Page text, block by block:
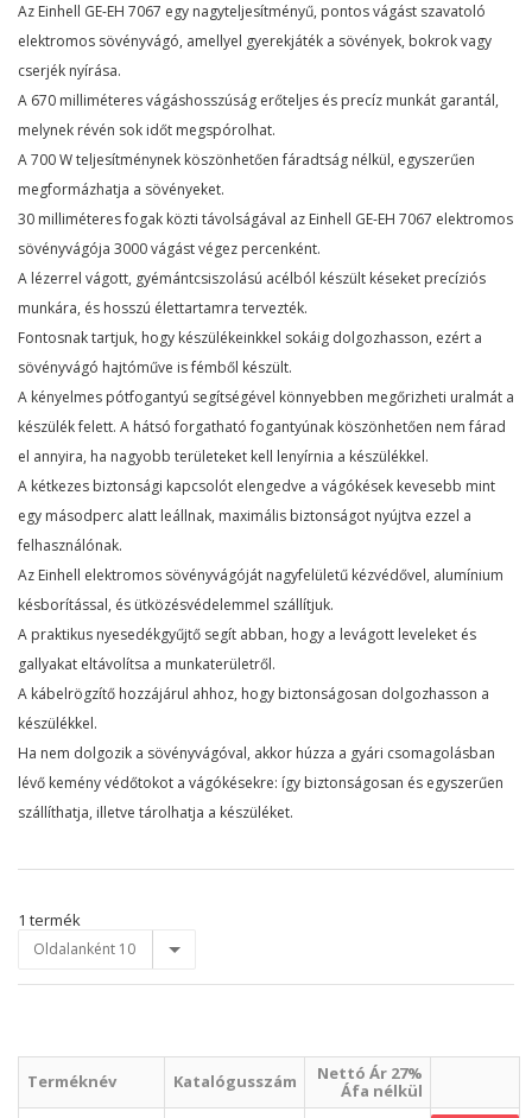
Az Einhell GE-EH 7067 egy nagyteljesítményű, pontos vágást szavatoló
elektromos sövényvágó, amellyel gyerekjáték a sövények, bokrok vagy
cserjék nyírása.
A 670 milliméteres vágáshosszúság erőteljes és precíz munkát garantál,
melynek révén sok időt megspórolhat.
A 700 W teljesítménynek köszönhetően fáradtság nélkül, egyszerűen
megformázhatja a sövényeket.
30 milliméteres fogak közti távolságával az Einhell GE-EH 7067 elektromos
sövényvágója 3000 vágást végez percenként.
A lézerrel vágott, gyémántcsiszolású acélból készült késeket precíziós
munkára, és hosszú élettartamra tervezték.
Fontosnak tartjuk, hogy készülékeinkkel sokáig dolgozhasson, ezért a
sövényvágó hajtóműve is fémből készült.
A kényelmes pótfogantyú segítségével könnyebben megőrizheti uralmát a
készülék felett. A hátsó forgatható fogantyúnak köszönhetően nem fárad
el annyira, ha nagyobb területeket kell lenyírnia a készülékkel.
A kétkezes biztonsági kapcsolót elengedve a vágókések kevesebb mint
egy másodperc alatt leállnak, maximális biztonságot nyújtva ezzel a
felhasználónak.
Az Einhell elektromos sövényvágóját nagyfelületű kézvédővel, alumínium
késborítással, és ütközésvédelemmel szállítjuk.
A praktikus nyesedékgyűjtő segít abban, hogy a levágott leveleket és
gallyakat eltávolítsa a munkaterületről.
A kábelrögzítő hozzájárul ahhoz, hogy biztonságosan dolgozhasson a
készülékkel.
Ha nem dolgozik a sövényvágóval, akkor húzza a gyári csomagolásban
lévő kemény védőtokot a vágókésekre: így biztonságosan és egyszerűen
szállíthatja, illetve tárolhatja a készüléket.
1 termék
Oldalanként 10
Terméknév Katalógusszám
Nettó Ár 27%
Áfa nélkül